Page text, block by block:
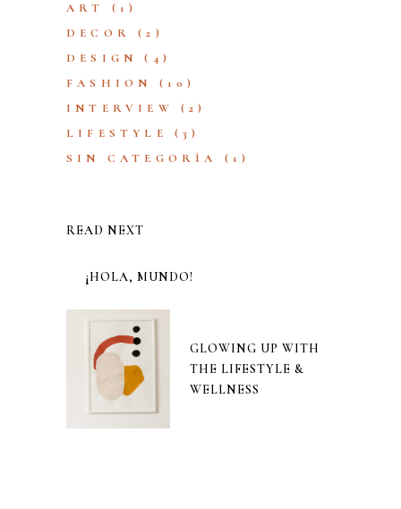
ART
(1)
DECOR
(2)
DESIGN
(4)
FASHION
(10)
INTERVIEW
(2)
LIFESTYLE
(3)
SIN CATEGORÍA
(1)
READ NEXT
¡HOLA, MUNDO!
GLOWING UP WITH
THE LIFESTYLE &
WELLNESS